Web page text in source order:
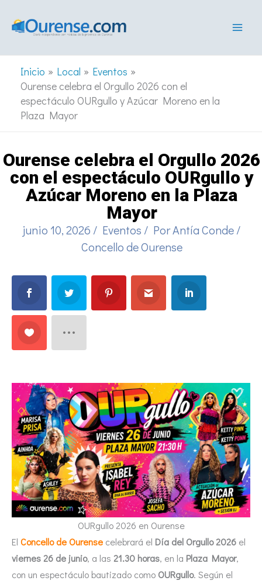
Inicio Local
Eventos
Ourense celebra el Orgullo 2026 con el
espectáculo OURgullo y Azúcar Moreno en la
Plaza Mayor
Ourense celebra el Orgullo 2026
con el espectáculo OURgullo y
Azúcar Moreno en la Plaza
Mayor
junio 10, 2026 / Eventos / PorAntía Conde/
Concello de Ourense
OURgullo 2026 en Ourense
El Concello de Ourense celebrará el Día del Orgullo 2026 el
viernes 26 de junio, a las 21.30 horas, en la Plaza Mayor,
con un espectáculo bautizado como OURgullo. Según el